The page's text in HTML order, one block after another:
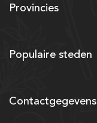
Provincies
Populaire steden
Contactgegevens